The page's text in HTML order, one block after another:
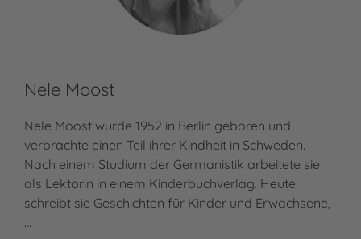
Nele Moost
Nele Moost wurde 1952 in Berlin geboren und
verbrachte einen Teil ihrer Kindheit in Schweden.
Nach einem Studium der Germanistik arbeitete sie
als Lektorin in einem Kinderbuchverlag. Heute
schreibt sie Geschichten für Kinder und Erwachsene,
…